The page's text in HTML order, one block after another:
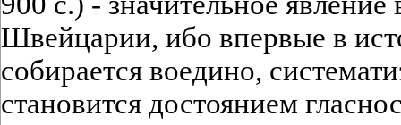
Швейцарии, ибо впервые в
собирается воедино,
становится достоянием